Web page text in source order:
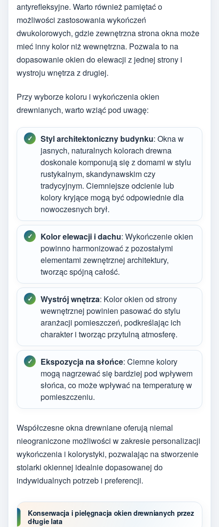
antyrefleksyjne. Warto również pamiętać o
możliwości zastosowania wykończeń
dwukolorowych, gdzie zewnętrzna strona okna może
mieć inny kolor niż wewnętrzna. Pozwala to na
dopasowanie okien do elewacji z jednej strony i
wystroju wnętrza z drugiej.
Przy wyborze koloru i wykończenia okien
drewnianych, warto wziąć pod uwagę:
Styl architektoniczny budynku: Okna w
jasnych, naturalnych kolorach drewna
doskonale komponują się z domami w stylu
rustykalnym, skandynawskim czy
tradycyjnym. Ciemniejsze odcienie lub
kolory kryjące mogą być odpowiednie dla
nowoczesnych brył.
Kolor elewacji i dachu: Wykończenie okien
powinno harmonizować z pozostałymi
elementami zewnętrznej architektury,
tworząc spójną całość.
Wystrój wnętrza: Kolor okien od strony
wewnętrznej powinien pasować do stylu
aranżacji pomieszczeń, podkreślając ich
charakter i tworząc przytulną atmosferę.
Ekspozycja na słońce: Ciemne kolory
mogą nagrzewać się bardziej pod wpływem
słońca, co może wpływać na temperaturę w
pomieszczeniu.
Współczesne okna drewniane oferują niemal
nieograniczone możliwości w zakresie personalizacji
wykończenia i kolorystyki, pozwalając na stworzenie
stolarki okiennej idealnie dopasowanej do
indywidualnych potrzeb i preferencji.
Konserwacja i pielęgnacja okien drewnianych przez
długie lata